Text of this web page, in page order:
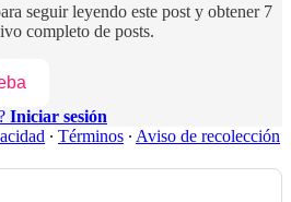
seguir leyendo este post y obtener 7
completo de posts.
Iniciar sesión
∙ Términos ∙ Aviso de recolección